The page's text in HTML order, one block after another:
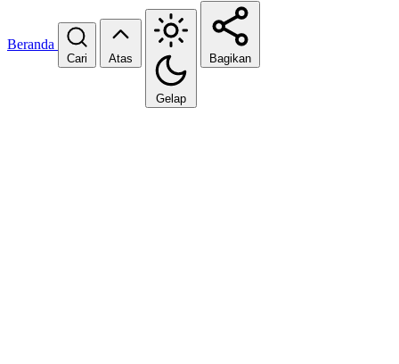
Beranda
Cari Atas
Gelap
Bagikan